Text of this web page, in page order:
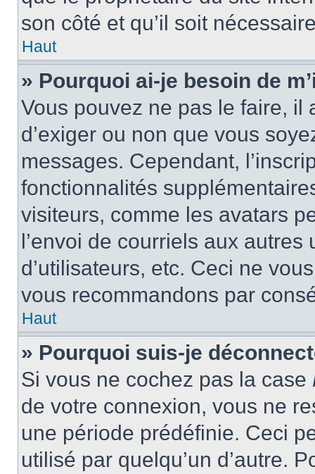
son côté et qu’il soit
Haut
» Pourquoi ai-je besoin de
Vous pouvez ne pas le faire, il
d’exiger ou non que vous
messages. Cependant,
fonctionnalités
visiteurs, comme les avatars
l’envoi de courriels aux
d’utilisateurs, etc. Ceci ne
vous recommandons par
Haut
» Pourquoi suis-je
Si vous ne cochez pas la case
de votre connexion, vous ne
une période prédéfinie. Ceci
utilisé par quelqu’un d’autre.